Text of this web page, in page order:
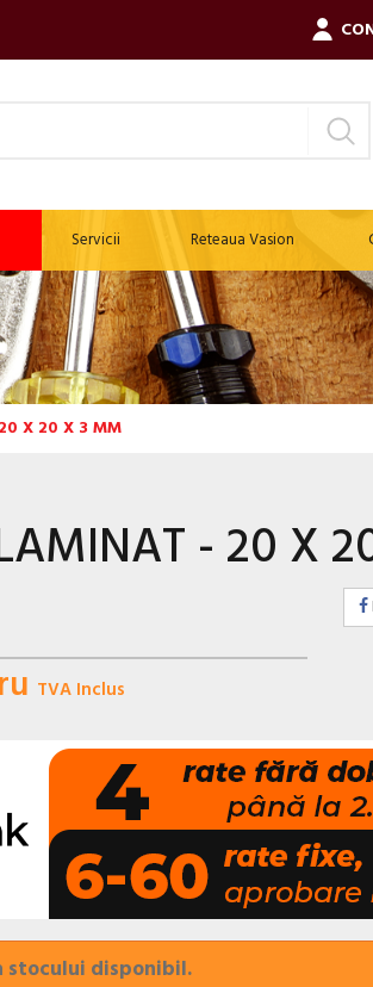
Servicii Reteaua Vasion
X 20 X 3 MM
- 20 X
TVA Inclus
stocului disponibil.